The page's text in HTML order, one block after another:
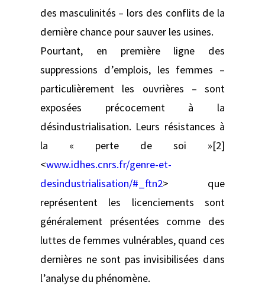
des masculinités – lors des conflits de la
dernière chance pour sauver les usines.
Pourtant, en première ligne des
suppressions d’emplois, les femmes –
particulièrement les ouvrières – sont
exposées précocement à la
désindustrialisation. Leurs résistances à
la « perte de soi »[2]
<www.idhes.cnrs.fr/genre-et-
desindustrialisation/#_ftn2> que
représentent les licenciements sont
généralement présentées comme des
luttes de femmes vulnérables, quand ces
dernières ne sont pas invisibilisées dans
l’analyse du phénomène.